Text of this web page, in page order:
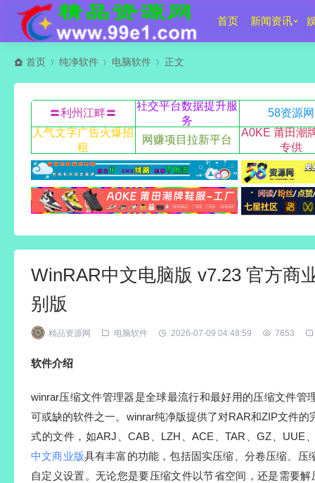
首页 新闻资讯
首页 纯净软件 电脑软件 正文
〓利州江畔〓
社交平台数据提升服
务
58资源网
人气文字广告火爆招
租
网赚项目拉新平台
A0KE 莆田潮
专供
WinRAR中文电脑版 v7.23 官方商
别版
精品资源网 电脑软件 2026-07-09 04:48:59 7653
软件介绍
winrar压缩文件管理器是全球最流行和最好用的压缩文件管
可或缺的软件之一。winrar纯净版提供了对RAR和ZIP文件的
式的文件，如ARJ、CAB、LZH、ACE、TAR、GZ、UUE
中文商业版具有丰富的功能，包括固实压缩、分卷压缩、压
自定义设置。无论您是要压缩文件以节省空间，还是需要